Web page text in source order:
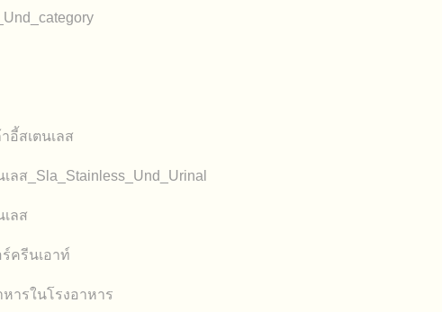
อี้สเตนเลส
ลส_Sla_Stainless_Und_Urinal
ลส
ครีนเอาท์
ารในโรงอาหาร